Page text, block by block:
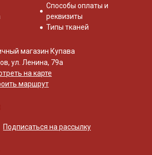
Способы оплаты и
реквизиты
Типы тканей
магазин Купава
ул. Ленина, 79а
на карте
маршрут
Подписаться на рассылку